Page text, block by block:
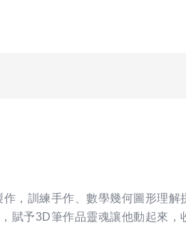
，訓練手作、數學幾何圖形理
賦予3D筆作品靈魂讓他動起來，